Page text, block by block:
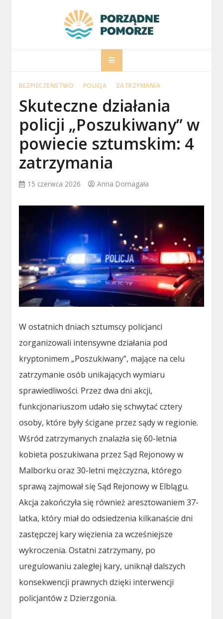
Informacje na temat Pomorza
BEZPIECZEŃSTWO POLICJA ZATRZYMANIA
Skuteczne działania
policji „Poszukiwany” w
powiecie sztumskim: 4
zatrzymania
15 czerwca 2026 Anna Domagała
W ostatnich dniach sztumscy policjanci
zorganizowali intensywne działania pod
kryptonimem „Poszukiwany”, mające na celu
zatrzymanie osób unikających wymiaru
sprawiedliwości. Przez dwa dni akcji,
funkcjonariuszom udało się schwytać cztery
osoby, które były ścigane przez sądy w regionie.
Wśród zatrzymanych znalazła się 60-letnia
kobieta poszukiwana przez Sąd Rejonowy w
Malborku oraz 30-letni mężczyzna, którego
sprawą zajmował się Sąd Rejonowy w Elblągu.
Akcja zakończyła się również aresztowaniem 37-
latka, który miał do odsiedzenia kilkanaście dni
zastępczej kary więzienia za wcześniejsze
wykroczenia. Ostatni zatrzymany, po
uregulowaniu zaległej kary, uniknął dalszych
konsekwencji prawnych dzięki interwencji
policjantów z Dzierzgonia.